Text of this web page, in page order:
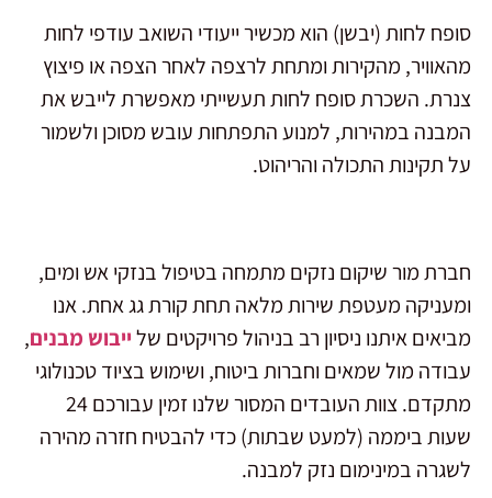
סופח לחות (יבשן) הוא מכשיר ייעודי השואב עודפי לחות
מהאוויר, מהקירות ומתחת לרצפה לאחר הצפה או פיצוץ
צנרת. השכרת סופח לחות תעשייתי מאפשרת לייבש את
המבנה במהירות, למנוע התפתחות עובש מסוכן ולשמור
על תקינות התכולה והריהוט.
חברת מור שיקום נזקים מתמחה בטיפול בנזקי אש ומים,
ומעניקה מעטפת שירות מלאה תחת קורת גג אחת. אנו
מביאים איתנו ניסיון רב בניהול פרויקטים שלייבוש מבנים,
עבודה מול שמאים וחברות ביטוח, ושימוש בציוד טכנולוגי
מתקדם. צוות העובדים המסור שלנו זמין עבורכם 24
שעות ביממה (למעט שבתות) כדי להבטיח חזרה מהירה
לשגרה במינימום נזק למבנה.